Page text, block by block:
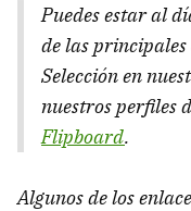
Puedes estar al
de las
Selección en
nuestros perfiles
Flipboard.
Algunos de los